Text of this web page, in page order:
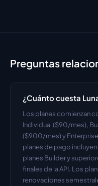
Preguntas
¿Cuánto cuesta
Los planes comienzan
Individual ($90/mes),
($900/mes) y
planes de pago incluyen
planes Builder y
finales de la API. Los
renovaciones